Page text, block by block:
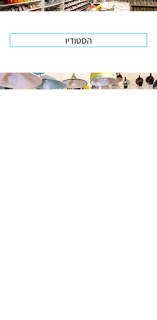
הסטודיו